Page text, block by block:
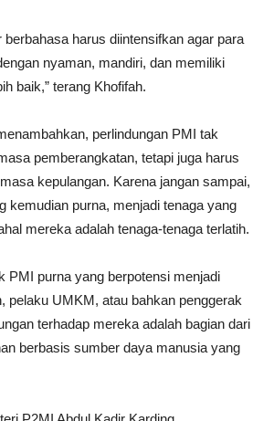
berbahasa harus diintensifkan agar para
nyaman, mandiri, dan memiliki
baik,” terang Khofifah.
perlindungan PMI tak
pemberangkatan, tetapi juga harus
kepulangan. Karena jangan sampai,
kemudian purna, menjadi tenaga yang
mereka adalah tenaga-tenaga terlatih.
PMI purna yang berpotensi menjadi
pelaku UMKM, atau bahkan penggerak
terhadap mereka adalah bagian dari
berbasis sumber daya manusia yang